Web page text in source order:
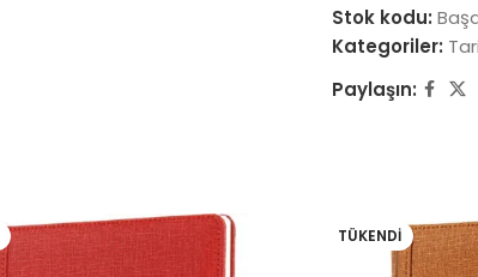
Stok kodu:
Kategoriler:
Paylaşın:
TÜKENDI